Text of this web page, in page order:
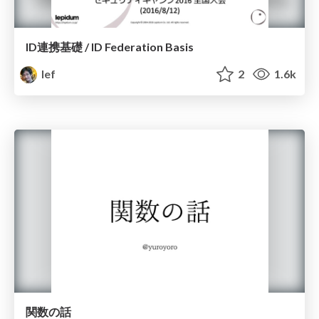
ID連携基礎 / ID Federation Basis
lef
2 1.6k
関数の話